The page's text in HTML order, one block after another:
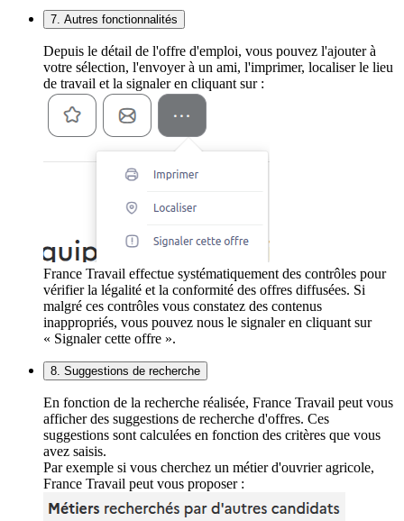
7. Autres fonctionnalités
Depuis le détail de l'offre d'emploi, vous pouvez l'ajouter à
votre sélection, l'envoyer à un ami, l'imprimer, localiser le lieu
de travail et la signaler en cliquant sur :
France Travail effectue systématiquement des contrôles pour
vérifier la légalité et la conformité des offres diffusées. Si
malgré ces contrôles vous constatez des contenus
inappropriés, vous pouvez nous le signaler en cliquant sur
« Signaler cette offre ».
8. Suggestions de recherche
En fonction de la recherche réalisée, France Travail peut vous
afficher des suggestions de recherche d'offres. Ces
suggestions sont calculées en fonction des critères que vous
avez saisis.
Par exemple si vous cherchez un métier d'ouvrier agricole,
France Travail peut vous proposer :